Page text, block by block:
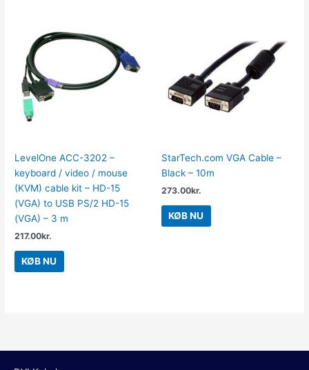
LevelOne ACC-3202 –
keyboard / video / mouse
(KVM) cable kit – HD-15
(VGA) to USB PS/2 HD-15
(VGA) – 3 m
217.00kr.
KØB NU
StarTech.com VGA Cable –
Black – 10m
273.00kr.
KØB NU